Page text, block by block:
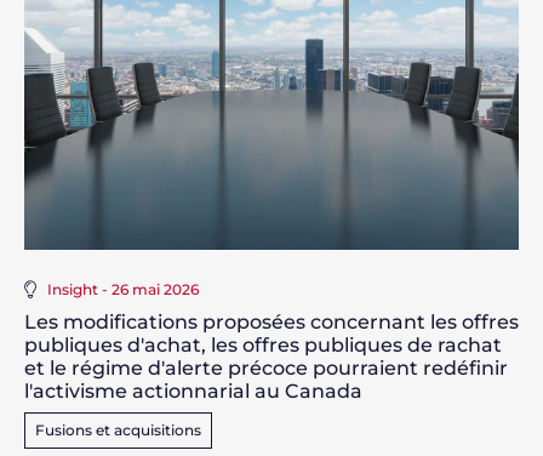
Insight - 26 mai 2026
Les modifications proposées concernant les offres
publiques d'achat, les offres publiques de rachat
et le régime d'alerte précoce pourraient redéfinir
l'activisme actionnarial au Canada
Fusions et acquisitions